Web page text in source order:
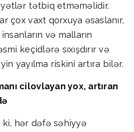
tətbiq etməməlidir.
çox vaxt qorxuya əsaslanır,
və malların
keçidlərə sıxışdırır və
yayılma riskini artıra bilər.
cilovlayan yox, artıran
hər dəfə səhiyyə